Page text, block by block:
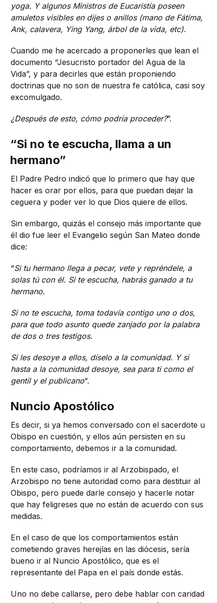
yoga. Y algunos Ministros de Eucaristía poseen
amuletos visibles en dijes o anillos (mano de Fátima,
Ank, calavera, Ying Yang, árbol de la vida, etc).
Cuando me he acercado a proponerles que lean el
documento “Jesucristo portador del Agua de la
Vida”, y para decirles que están proponiendo
doctrinas que no son de nuestra fe católica, casi soy
excomulgado.
¿Después de esto, cómo podría proceder?”.
“Si no te escucha, llama a un
hermano”
El Padre Pedro indicó que lo primero que hay que
hacer es orar por ellos, para que puedan dejar la
ceguera y poder ver lo que Dios quiere de ellos.
Sin embargo, quizás el consejo más importante que
él dio fue leer el Evangelio según San Mateo donde
dice:
“Si tu hermano llega a pecar, vete y repréndele, a
solas tú con él. Si te escucha, habrás ganado a tu
hermano.
Si no te escucha, toma todavía contigo uno o dos,
para que todo asunto quede zanjado por la palabra
de dos o tres testigos.
Si les desoye a ellos, díselo a la comunidad. Y si
hasta a la comunidad desoye, sea para ti como el
gentil y el publicano“.
Nuncio Apostólico
Es decir, si ya hemos conversado con el sacerdote u
Obispo en cuestión, y ellos aún persisten en su
comportamiento, debemos ir a la comunidad.
En este caso, podríamos ir al Arzobispado, el
Arzobispo no tiene autoridad como para destituir al
Obispo, pero puede darle consejo y hacerle notar
que hay feligreses que no están de acuerdo con sus
medidas.
En el caso de que los comportamientos están
cometiendo graves herejías en las diócesis, sería
bueno ir al Nuncio Apostólico, que es el
representante del Papa en el país donde estás.
Uno no debe callarse, pero debe hablar con caridad